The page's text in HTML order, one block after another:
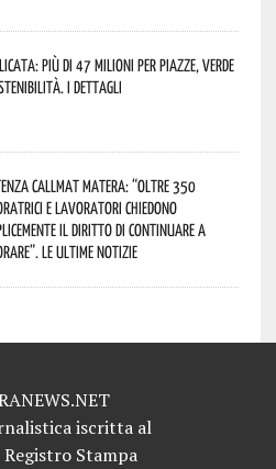
più di 47 milioni per piazze, verde
I dettagli
CallMat Matera: “Oltre 350
e lavoratori chiedono
il diritto di continuare a
Le ultime notizie
iscritta al
Registro Stampa